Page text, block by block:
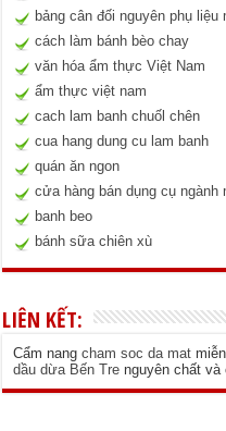
bảng cân đối nguyên phụ liệu
cách làm bánh bèo chay
văn hóa ẩm thực Việt Nam
ẩm thực việt nam
cach lam banh chuốl chên
cua hang dung cu lam banh
quán ăn ngon
cửa hàng bán dụng cụ ngành
banh beo
bánh sữa chiên xù
LIÊN KẾT:
Cẩm nangcham soc da mat
dầu dừa Bến Tre nguyên chất